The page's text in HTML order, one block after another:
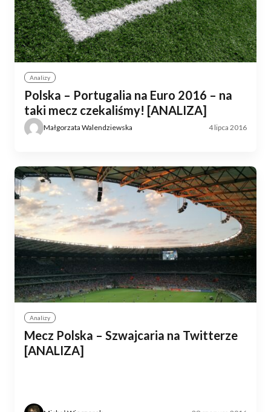
Analizy
Polska – Portugalia na Euro 2016 – na
taki mecz czekaliśmy! [ANALIZA]
Małgorzata Walendziewska 4 lipca 2016
Analizy
Mecz Polska – Szwajcaria na Twitterze
[ANALIZA]